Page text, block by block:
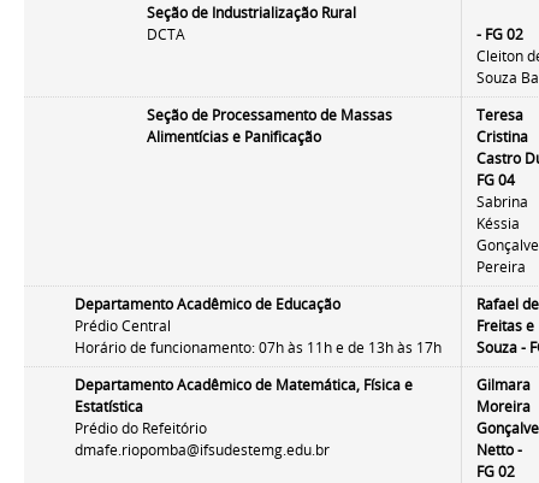
Seção de Industrialização Rural
DCTA
- FG 02
Cleiton
Souza
Seção de Processamento de Massas
Alimentícias e Panificação
Teresa
Cristina
Castro
FG 04
Sabrina
Késsia
Pereira
Departamento Acadêmico de Educação
Prédio Central
Horário de funcionamento: 07h às 11h e de 13h às 17h
Rafael de
Freitas e
Souza -
Departamento Acadêmico de Matemática, Física e
Estatística
Prédio do Refeitório
dmafe.riopomba@ifsudestemg.edu.br
Gilmara
Moreira
Netto -
FG 02